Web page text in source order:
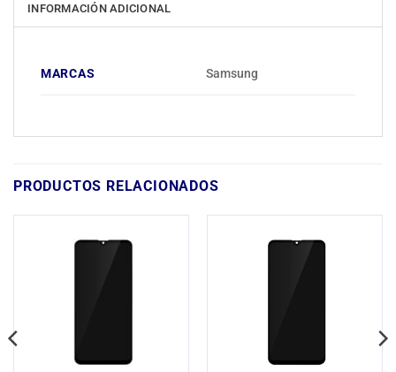
INFORMACIÓN ADICIONAL
MARCAS Samsung
PRODUCTOS RELACIONADOS